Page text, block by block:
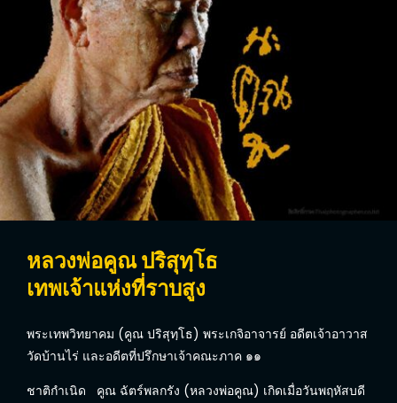
หลวงพ่อคูณ ปริสุทฺโธ
เทพเจ้าแห่งที่ราบสูง
พระเทพวิทยาคม (คูณ ปริสุทฺโธ) พระเกจิอาจารย์ อดีตเจ้าอาวาส
วัดบ้านไร่ และอดีตที่ปรึกษาเจ้าคณะภาค ๑๑
ชาติกำเนิด คูณ ฉัตร์พลกรัง (หลวงพ่อคูณ) เกิดเมื่อวันพฤหัสบดี